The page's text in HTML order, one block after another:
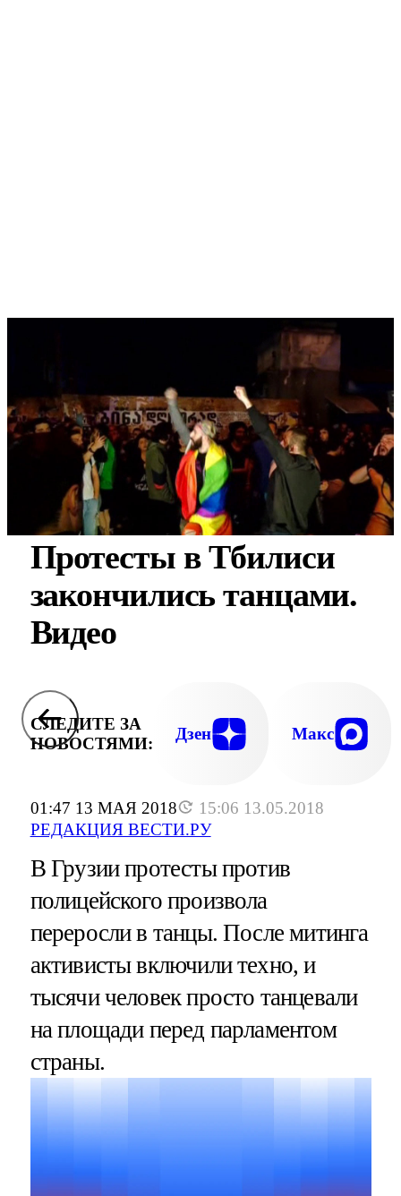
01:47 13 МАЯ 2018
15:06 13.05.2018
РЕДАКЦИЯ ВЕСТИ.РУ
Протесты в Тбилиси
закончились танцами.
Видео
СЛЕДИТЕ ЗА
НОВОСТЯМИ:
Дзен Макс
В Грузии протесты против
полицейского произвола
переросли в танцы. После митинга
активисты включили техно, и
тысячи человек просто танцевали
на площади перед парламентом
страны.